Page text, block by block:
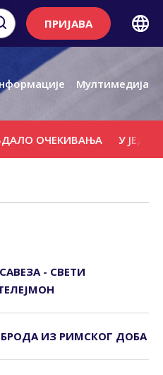
ПРИЈАВА
Мултимедија
У ЈЕДНОМ
- СВЕТИ
ИЗ РИМСКОГ ДОБА